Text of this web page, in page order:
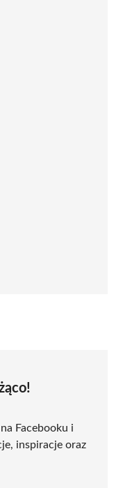
Facebooku i
inspiracje oraz